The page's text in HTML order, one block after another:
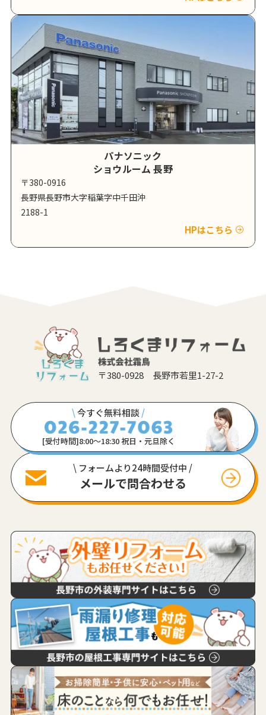
パナソニック
ショウルーム 長野
〒380-0916
長野県長野市大字稲葉字中千田沖
2188-1
HPはこちら
〒380-0928 長野市若里1-27-2
\今すぐ無料相談/
[受付時間]8:00〜18:30 祝日・元旦除く
\ フォームより24時間受付中 /
メールで問合わせる